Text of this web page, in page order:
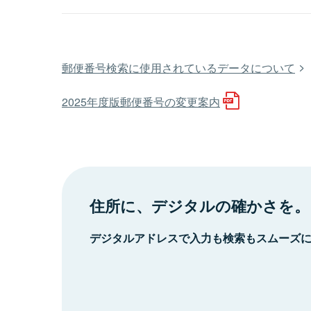
郵便番号検索に使用されているデータについて
2025年度版郵便番号の変更案内
住所に、デジタルの確かさを。
デジタルアドレスで入力も検索もスムーズ